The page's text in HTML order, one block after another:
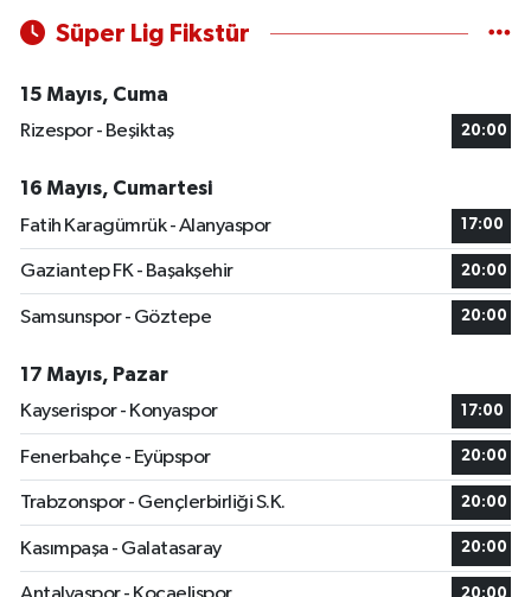
Süper Lig Fikstür
15 Mayıs, Cuma
Rizespor - Beşiktaş
20:00
16 Mayıs, Cumartesi
Fatih Karagümrük - Alanyaspor
17:00
Gaziantep FK - Başakşehir 20:00
Samsunspor - Göztepe 20:00
17 Mayıs, Pazar
Kayserispor - Konyaspor
17:00
Fenerbahçe - Eyüpspor 20:00
Trabzonspor - Gençlerbirliği S.K. 20:00
Kasımpaşa - Galatasaray 20:00
20:00